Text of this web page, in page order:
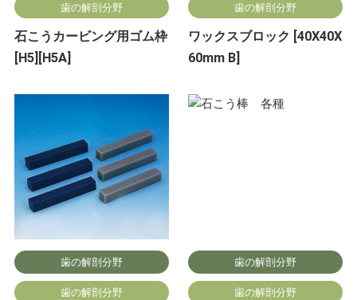
歯の解剖分野
石こうカービング用ゴム枠
[H5][H5A]
歯の解剖分野
ワックスブロック [40X40X
60mm B]
歯の解剖分野
歯の解剖分野
歯の解剖分野
歯の解剖分野